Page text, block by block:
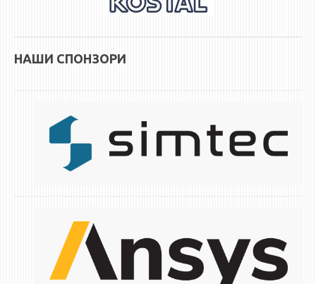
НАШИ СПОНЗОРИ